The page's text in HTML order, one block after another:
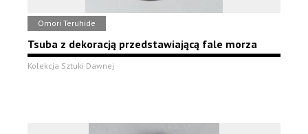
Omori Teruhide
Tsuba z dekoracją przedstawiającą fale morza
Kolekcja Sztuki Dawnej